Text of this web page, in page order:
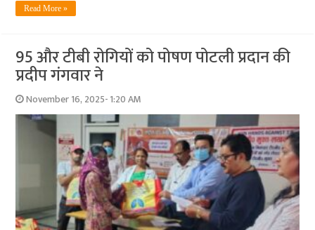
Read More »
95 और टीबी रोगियों को पोषण पोटली प्रदान की
प्रदीप गंगवार ने
November 16, 2025- 1:20 AM